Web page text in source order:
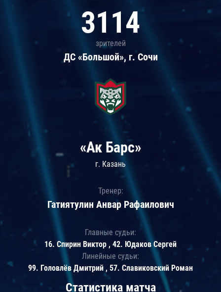
3114
зрителей
ДС «Большой», г. Сочи
Статистика матча
«Ак Барс»
г. Казань
Тренер:
Гатиятулин Анвар Рафаилович
Главные судьи:
16. Спирин Виктор , 42. Юдаков Сергей
Линейные судьи:
99. Головлёв Дмитрий , 57. Славиковский Роман